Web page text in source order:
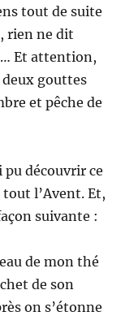
tout de suite
rien ne dit
Et attention,
gouttes
et pêche de
pu découvrir ce
l’Avent. Et,
suivante :
de mon thé
de son
on s’étonne